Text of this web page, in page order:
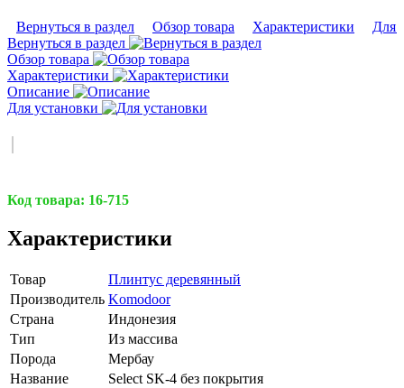
Вернуться в раздел Обзор товара Характеристики
Для
Вернуться в раздел
Обзор товара
Характеристики
Описание
Для установки
Код товара: 16-715
Характеристики
Товар
Плинтус деревянный
Производитель Komodoor
Страна
Индонезия
Тип
Из массива
Порода
Мербау
Название
Select SK-4 без покрытия